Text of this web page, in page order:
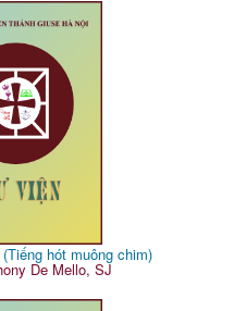
hót muông chim)
De Mello, SJ